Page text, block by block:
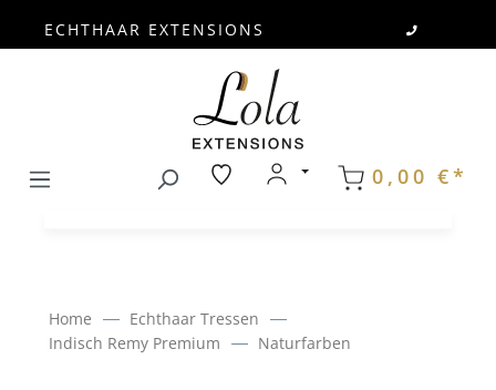
ECHTHAAR EXTENSIONS
0,00 €*
Home
Echthaar Tressen
Indisch Remy Premium
Naturfarben